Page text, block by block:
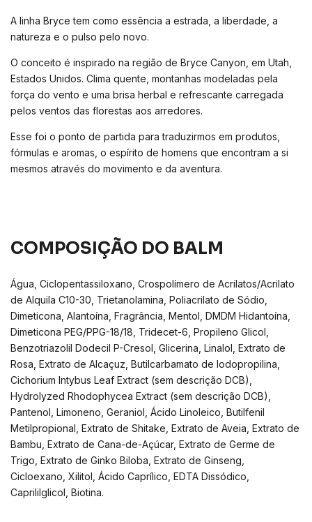
A linha Bryce tem como essência a estrada, a liberdade, a
natureza e o pulso pelo novo.
O conceito é inspirado na região de Bryce Canyon, em Utah,
Estados Unidos. Clima quente, montanhas modeladas pela
força do vento e uma brisa herbal e refrescante carregada
pelos ventos das florestas aos arredores.
Esse foi o ponto de partida para traduzirmos em produtos,
fórmulas e aromas, o espírito de homens que encontram a si
mesmos através do movimento e da aventura.
COMPOSIÇÃO DO BALM
Água, Ciclopentassiloxano, Crospolímero de Acrilatos/Acrilato
de Alquila C10-30, Trietanolamina, Poliacrilato de Sódio,
Dimeticona, Alantoína, Fragrância, Mentol, DMDM Hidantoína,
Dimeticona PEG/PPG-18/18, Tridecet-6, Propileno Glicol,
Benzotriazolil Dodecil P-Cresol, Glicerina, Linalol, Extrato de
Rosa, Extrato de Alcaçuz, Butilcarbamato de Iodopropilina,
Cichorium Intybus Leaf Extract (sem descrição DCB),
Hydrolyzed Rhodophycea Extract (sem descrição DCB),
Pantenol, Limoneno, Geraniol, Ácido Linoleico, Butilfenil
Metilpropional, Extrato de Shitake, Extrato de Aveia, Extrato de
Bambu, Extrato de Cana-de-Açúcar, Extrato de Germe de
Trigo, Extrato de Ginko Biloba, Extrato de Ginseng,
Cicloexano, Xilitol, Ácido Caprílico, EDTA Dissódico,
Caprililglicol, Biotina.